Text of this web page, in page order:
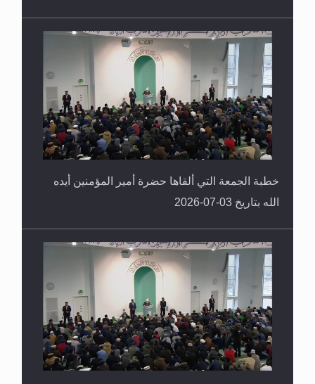
خطبة الجمعة التي ألقاها حضرة أمير المؤمنين أيده
الله بتاريخ 03-07-2026